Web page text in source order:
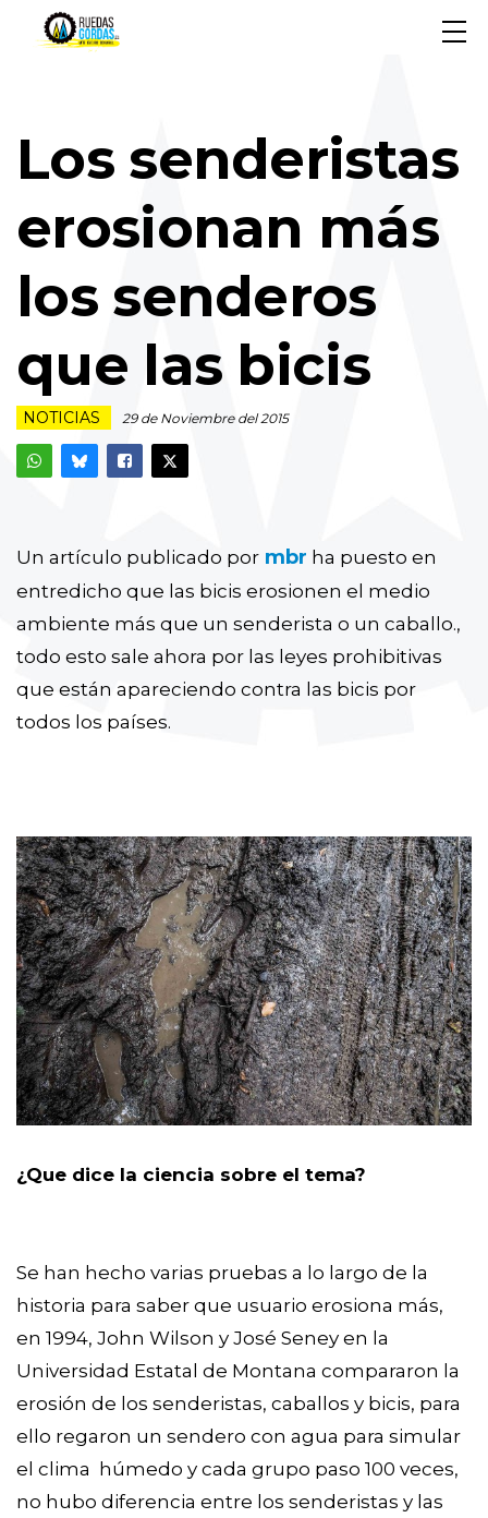
Los senderistas
erosionan más
los senderos
que las bicis
NOTICIAS 29 de Noviembre del 2015
Un artículo publicado por mbr ha puesto en
entredicho que las bicis erosionen el medio
ambiente más que un senderista o un caballo.,
todo esto sale ahora por las leyes prohibitivas
que están apareciendo contra las bicis por
todos los países.
¿Que dice la ciencia sobre el tema?
Se han hecho varias pruebas a lo largo de la
historia para saber que usuario erosiona más,
en 1994, John Wilson y José Seney en la
Universidad Estatal de Montana compararon la
erosión de los senderistas, caballos y bicis, para
ello regaron un sendero con agua para simular
el clima húmedo y cada grupo paso 100 veces,
no hubo diferencia entre los senderistas y las